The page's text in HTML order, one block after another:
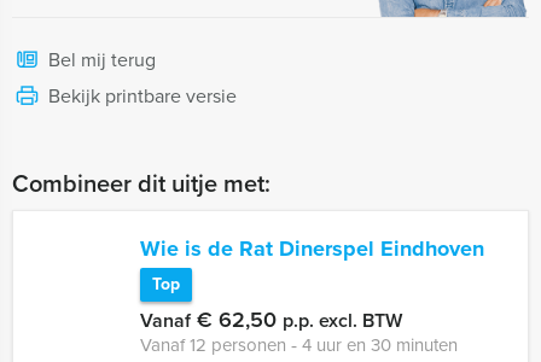
Bel mij terug
Bekijk printbare versie
Combineer dit uitje met:
Wie is de Rat Dinerspel Eindhoven
Top
Vanaf€ 62,50 p.p. excl. BTW
Vanaf 12 personen ‐ 4 uur en 30 minuten